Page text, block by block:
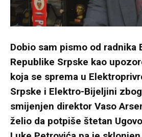
Dobio sam pismo od radnika
Republike Srpske kao
koja se sprema u
Srpske i Elektro-Bijeljini
smijenjen direktor Vaso
želio da potpiše štetan